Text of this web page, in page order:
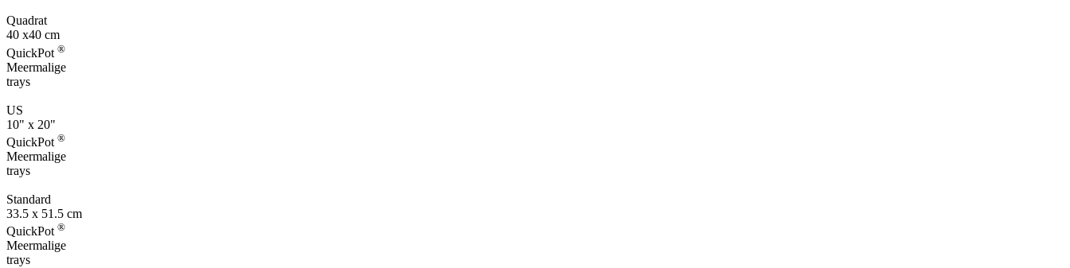
Quadrat
40 x40 cm
QuickPot ®
Meermalige
trays
US
10" x 20"
QuickPot ®
Meermalige
trays
Standard
33.5 x 51.5 cm
QuickPot ®
Meermalige
trays